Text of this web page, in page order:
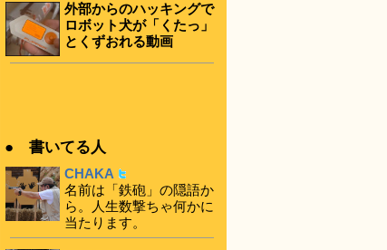
外部からのハッキングで
ロボット犬が「くたっ」
とくずおれる動画
● 書いてる人
CHAKA
名前は「鉄砲」の隠語か
ら。人生数撃ちゃ何かに
当たります。